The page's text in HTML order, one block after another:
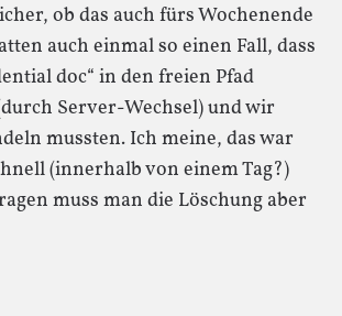
ob das auch fürs Wochenende
auch einmal so einen Fall, dass
doc“ in den freien Pfad
Server-Wechsel) und wir
mussten. Ich meine, das war
(innerhalb von einem Tag?)
muss man die Löschung aber